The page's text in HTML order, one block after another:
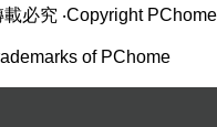
載必究 ‧Copyright PChome
of PChome